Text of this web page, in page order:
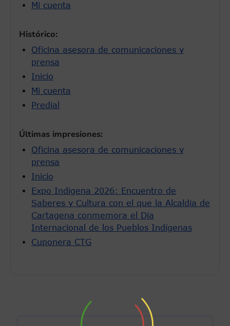
Mi cuenta
Histórico:
Oficina asesora de comunicaciones y
prensa
Inicio
Mi cuenta
Predial
Últimas impresiones:
Oficina asesora de comunicaciones y
prensa
Inicio
Expo Indígena 2026: Encuentro de
Saberes y Cultura con el que la Alcaldía de
Cartagena conmemora el Día
Internacional de los Pueblos Indígenas
Cuponera CTG